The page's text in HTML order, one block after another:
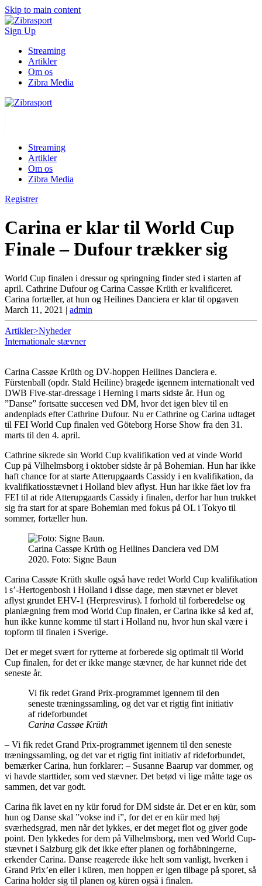
Skip to main content
Sign Up
Streaming
Artikler
Om os
Zibra Media
Streaming
Artikler
Om os
Zibra Media
Registrer
Carina er klar til World Cup
Finale – Dufour trækker sig
World Cup finalen i dressur og springning finder sted i starten af
april. Cathrine Dufour og Carina Cassøe Krüth er kvalificeret.
Carina fortæller, at hun og Heilines Danciera er klar til opgaven
March 11, 2021 | admin
Artikler>Nyheder
Internationale stævner
Carina Cassøe Krüth og DV-hoppen Heilines Danciera e.
Fürstenball (opdr. Stald Heiline) bragede igennem internationalt ved
DWB Five-star-dressage i Herning i marts sidste år. Hun og
”Danse” fortsatte succesen ved DM, hvor det igen blev til en
andenplads efter Cathrine Dufour. Nu er Cathrine og Carina udtaget
til FEI World Cup finalen ved Göteborg Horse Show fra den 31.
marts til den 4. april.
Cathrine sikrede sin World Cup kvalifikation ved at vinde World
Cup på Vilhelmsborg i oktober sidste år på Bohemian. Hun har ikke
haft chance for at starte Atterupgaards Cassidy i en kvalifikation, da
kvalifikatiosstævnet i Holland blev aflyst. Hun har ikke fået lov fra
FEI til at ride Atterupgaards Cassidy i finalen, derfor har hun trukket
sig fra start for at spare Bohemian med fokus på OL i Tokyo til
sommer, fortæller hun.
Carina Cassøe Krüth og Heilines Danciera ved DM
2020. Foto: Signe Baun
Carina Cassøe Krüth skulle også have redet World Cup kvalifikation
i s’-Hertogenbosh i Holland i disse dage, men stævnet er blevet
aflyst grundet EHV-1 (Herpresvirus). I forhold til forberedelse og
planlægning frem mod World Cup finalen, er Carina ikke så ked af,
hun ikke kunne komme til start i Holland nu, hvor hun skal være i
topform til finalen i Sverige.
Det er meget svært for rytterne at forberede sig optimalt til World
Cup finalen, for det er ikke mange stævner, de har kunnet ride det
seneste år.
Vi fik redet Grand Prix-programmet igennem til den
seneste træningssamling, og det var et rigtig fint initiativ
af rideforbundet
Carina Cassøe Krüth
– Vi fik redet Grand Prix-programmet igennem til den seneste
træningssamling, og det var et rigtig fint initiativ af rideforbundet,
bemærker Carina, hun forklarer: – Susanne Baarup var dommer, og
vi havde starttider, som ved stævner. Det betød vi lige måtte tage os
sammen, det var godt.
Carina fik lavet en ny kür forud for DM sidste år. Det er en kür, som
hun og Danse skal ”vokse ind i”, for det er en kür med høj
sværhedsgrad, men når det lykkes, er det meget flot og giver gode
point. Den lykkedes for dem på Vilhelmsborg, men ved World Cup-
stævnet i Salzburg gik det ikke efter planen og forhåbningerne,
erkender Carina. Danse reagerede ikke helt som vanligt, hverken i
Grand Prix’en eller i küren, men hoppen er igen tilbage på sporet, så
Carina holder sig til planen og küren også i finalen.